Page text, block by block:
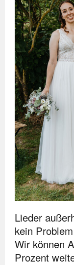
Lieder
kein
Wir können
Prozent